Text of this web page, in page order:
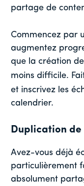
partage de
Commencez par
augmentez
que la création
moins difficile.
et inscrivez les
calendrier.
Duplication de
Avez-vous déjà
particulièrement
absolument